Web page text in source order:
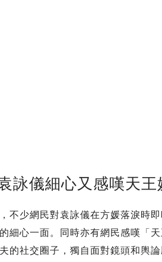
詠儀細心又感嘆天王
不少網民對袁詠儀在方媛落淚時
細心一面。同時亦有網民感嘆「
的社交圈子，獨自面對鏡頭和輿